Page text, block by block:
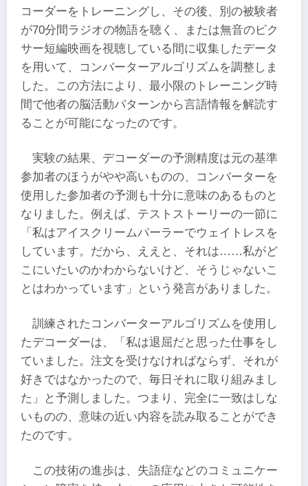
コーダーをトレーニングし、その後、別の被験者
が70分間ラジオの物語を聴く、または無音のピク
サー短編映画を視聴している間に収集したデータ
を用いて、コンバーターアルゴリズムを調整しま
した。この方法により、最小限のトレーニング時
間で他者の脳活動パターンから言語情報を解読す
ることが可能になったのです。
実験の結果、デコーダーの予測精度は元の基準
参加者のほうがやや高いものの、コンバーターを
使用した参加者の予測も十分に意味のあるものと
なりました。例えば、テストストーリーの一節に
「私はアイスクリームパーラーでウェイトレスを
しています。だから、ええと、それは……私がど
こにいたいのかわからないけど、そうじゃないこ
とはわかっています」という発言がありました。
訓練されたコンバーターアルゴリズムを使用し
たデコーダーは、「私は退屈だと思った仕事をし
ていました。注文を受けなければならず、それが
好きではなかったので、毎日それに取り組みまし
た」と予測しました。つまり、完全に一致はしな
いものの、意味の近い内容を読み取ることができ
たのです。
この技術の進歩は、失語症などのコミュニケー